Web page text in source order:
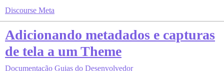
Discourse Meta
Adicionando metadados e capturas
de tela a um Theme
Documentação Guias do Desenvolvedor